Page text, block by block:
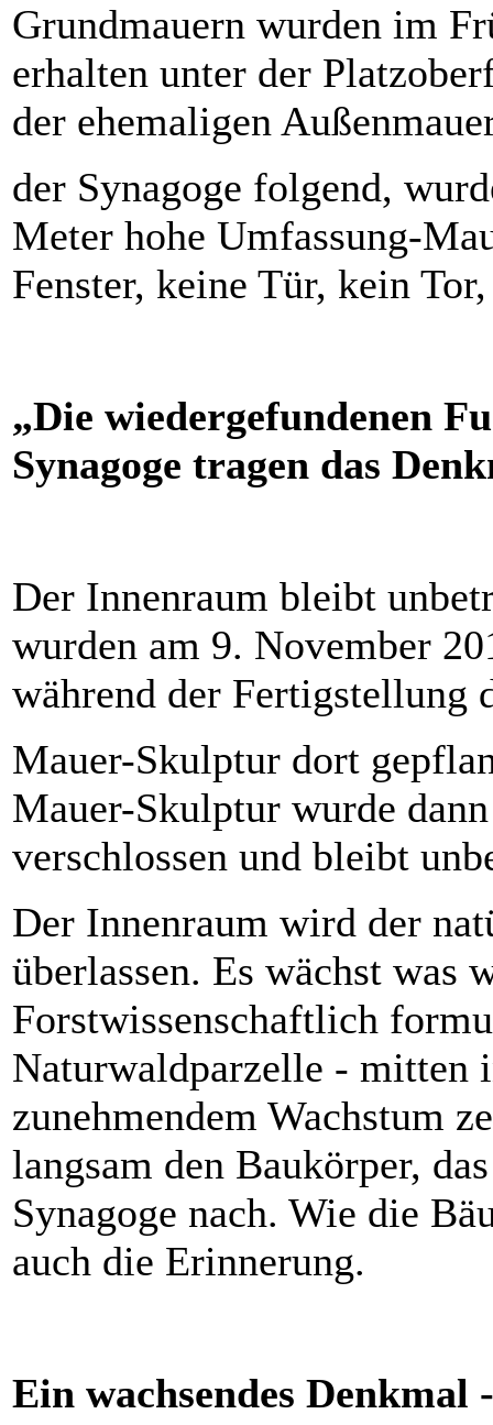
Grundmauern wurden im
erhalten unter der
der ehemaligen
der Synagoge folgend,
Meter hohe Umfassung-
Fenster, keine Tür, kein
„Die wiedergefundenen
Synagoge tragen das
Der Innenraum bleibt
wurden am 9. November
während der Fertigstellung
Mauer-Skulptur dort
Mauer-Skulptur wurde
verschlossen und bleibt
Der Innenraum wird der
überlassen. Es wächst was
Forstwissenschaftlich
Naturwaldparzelle - mitten
zunehmendem Wachstum
langsam den Baukörper,
Synagoge nach. Wie die
auch die Erinnerung.
Ein wachsendes